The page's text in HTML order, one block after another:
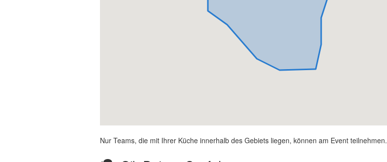
Nur Teams, die mit Ihrer Küche innerhalb des Gebiets liegen, können am Event teilnehmen.